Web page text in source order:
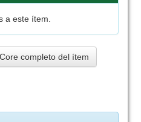
a este ítem.
completo del ítem